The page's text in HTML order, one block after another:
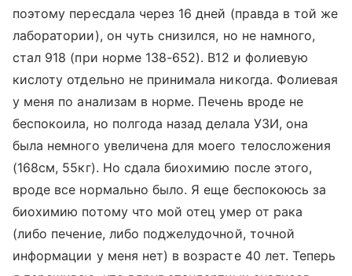
поэтому пересдала через 16 дней (правда в той же
лаборатории), он чуть снизился, но не намного,
стал 918 (при норме 138-652). B12 и фолиевую
кислоту отдельно не принимала никогда. Фолиевая
у меня по анализам в норме. Печень вроде не
беспокоила, но полгода назад делала УЗИ, она
была немного увеличена для моего телосложения
(168см, 55кг). Но сдала биохимию после этого,
вроде все нормально было. Я еще беспокоюсь за
биохимию потому что мой отец умер от рака
(либо печение, либо поджелудочной, точной
информации у меня нет) в возрасте 40 лет. Теперь